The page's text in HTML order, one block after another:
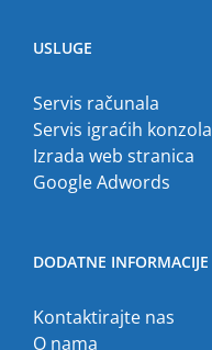
USLUGE
Servis računala
Servis igraćih konzola
Izrada web stranica
Google Adwords
DODATNE INFORMACIJE
Kontaktirajte nas
O nama